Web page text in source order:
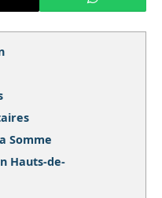
Somme
Hauts-de-